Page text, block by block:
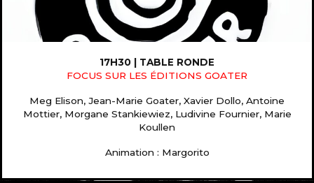
17H30 | TABLE RONDE
FOCUS SUR LES ÉDITIONS GOATER
Meg Elison, Jean-Marie Goater, Xavier Dollo, Antoine
Mottier, Morgane Stankiewiez, Ludivine Fournier, Marie
Koullen
Animation : Margorito